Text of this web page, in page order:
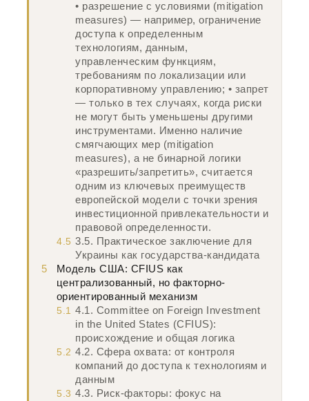
• разрешение с условиями (mitigation
measures) — например, ограничение
доступа к определенным
технологиям, данным,
управленческим функциям,
требованиям по локализации или
корпоративному управлению; • запрет
— только в тех случаях, когда риски
не могут быть уменьшены другими
инструментами. Именно наличие
смягчающих мер (mitigation
measures), а не бинарной логики
«разрешить/запретить», считается
одним из ключевых преимуществ
европейской модели с точки зрения
инвестиционной привлекательности и
правовой определенности.
4.5 3.5. Практическое заключение для
Украины как государства-кандидата
5
Модель США: CFIUS как
централизованный, но факторно-
ориентированный механизм
5.1 4.1. Committee on Foreign Investment
in the United States (CFIUS):
происхождение и общая логика
5.2 4.2. Сфера охвата: от контроля
компаний до доступа к технологиям и
данным
5.3 4.3. Риск-факторы: фокус на